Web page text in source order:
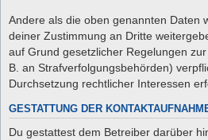
Andere als die oben genannten Daten
deiner Zustimmung an Dritte
auf Grund gesetzlicher Regelungen
B. an Strafverfolgungsbehörden)
Durchsetzung rechtlicher Interessen
GESTATTUNG DER
Du gestattest dem Betreiber darüber